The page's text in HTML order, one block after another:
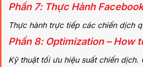
Phần 7: Thực Hành
Thực hành trực tiếp các chiến dịch
Phần 8: Optimization – How
Kỹ thuật tối ưu hiệu suất chiến